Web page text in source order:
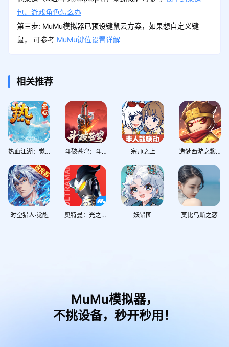
包、游戏角色怎么办
第三步: MuMu模拟器已预设键鼠云方案，如果想自定义键
鼠， 可参考 MuMu键位设置详解
相关推荐
热血江湖：觉醒 斗破苍穹：斗帝之路 宗师之上 造梦西游之黎尤浩劫篇
时空猎人·觉醒 奥特曼：光之战士 妖错图 莫比乌斯之恋
MuMu模拟器，
不挑设备，秒开秒用！